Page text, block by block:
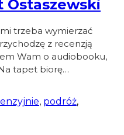
Ostaszewski
trzeba wymierzać
z recenzją
Wam o audiobooku,
tapet biorę…
, podróż,